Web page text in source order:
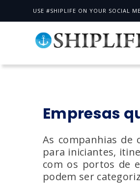
USE #SHIPLIFE ON YOUR SOCIAL
Empresas
As companhias de
para iniciantes,
com os portos de
podem ser